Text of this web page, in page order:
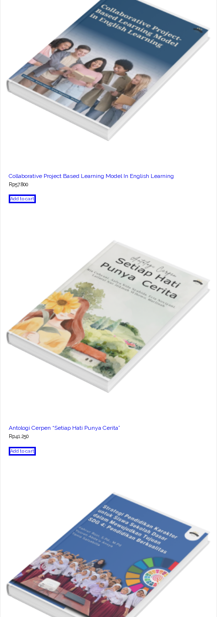
Collaborative Project Based Learning Model In English Learning
Rp57.800
Add to cart
Antologi Cerpen “Setiap Hati Punya Cerita”
Rp41.250
Add to cart